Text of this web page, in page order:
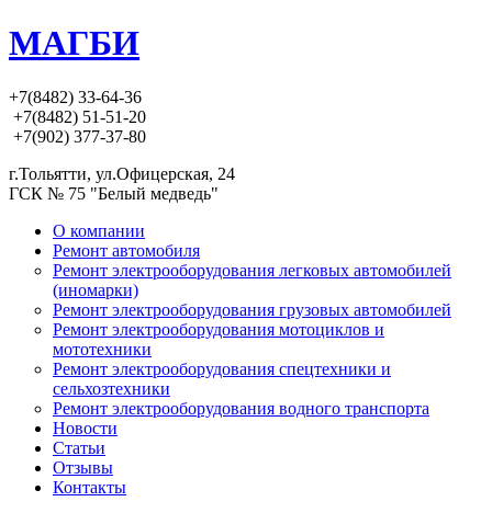
МАГБИ
+7(8482) 33-64-36
+7(8482) 51-51-20
+7(902) 377-37-80
г.Тольятти, ул.Офицерская, 24
ГСК № 75 "Белый медведь"
О компании
Ремонт автомобиля
Ремонт электрооборудования легковых автомобилей
(иномарки)
Ремонт электрооборудования грузовых автомобилей
Ремонт электрооборудования мотоциклов и
мототехники
Ремонт электрооборудования спецтехники и
сельхозтехники
Ремонт электрооборудования водного транспорта
Новости
Статьи
Отзывы
Контакты